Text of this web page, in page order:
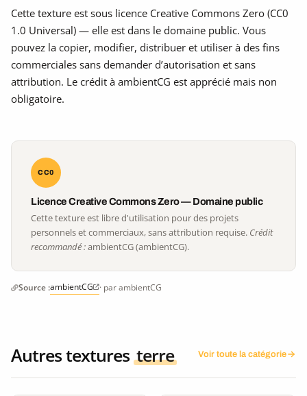
Cette texture est sous licence Creative Commons Zero (CC0
1.0 Universal) — elle est dans le domaine public. Vous
pouvez la copier, modifier, distribuer et utiliser à des fins
commerciales sans demander d’autorisation et sans
attribution. Le crédit à ambientCG est apprécié mais non
obligatoire.
CC0
Licence Creative Commons Zero — Domaine public
Cette texture est libre d'utilisation pour des projets
personnels et commerciaux, sans attribution requise. Crédit
recommandé :ambientCG (ambientCG).
Source :ambientCG · par ambientCG
Autres textures terre Voir toute la catégorie